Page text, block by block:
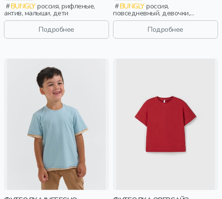
BUNGLYроссия, рифленые,
актив, малыши, дети
Подробнее
BUNGLYроссия,
повседневный, девочки,
малыши, дошкольники, дети
Подробнее